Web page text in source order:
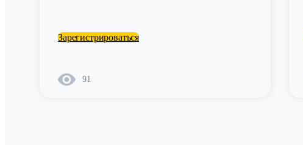
Зарегистрироваться
91